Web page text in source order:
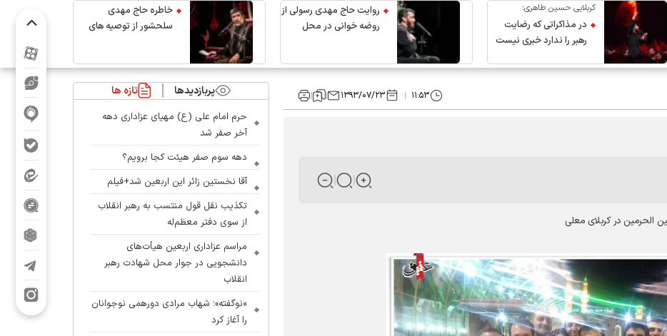
کربلایی حسین طاهری:
در مذاکراتی که رضایت
رهبر را ندارد خبری نیست
روایت حاج مهدی رسولی از
روضه خوانی در محل
خاطره حاج مهدی
سلحشور از توصیه های
۱۱:۵۳ ۱۳۹۳/۰۷/۲۳
الحرمین در کربلای معلی
پربازدیدها تازه ها
حرم امام علی (ع) مهیای عزاداری دهه
آخر صفر شد
دهه سوم صفر هیئت کجا برویم؟
آقا نخستین زائر این اربعین شد+فیلم
تکذیب نقل قول منتسب به رهبر انقلاب
از سوی دفتر معظم‌له
مراسم عزاداری اربعین هیأت‌های
دانشجویی در جوار محل شهادت رهبر
انقلاب
«نوگفته»؛ شهاب مرادی دورهمی نوجوانان
را آغاز کرد